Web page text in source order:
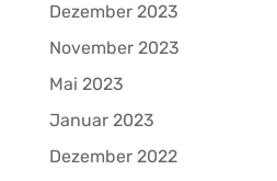
Dezember 2023
November 2023
Mai 2023
Januar 2023
Dezember 2022